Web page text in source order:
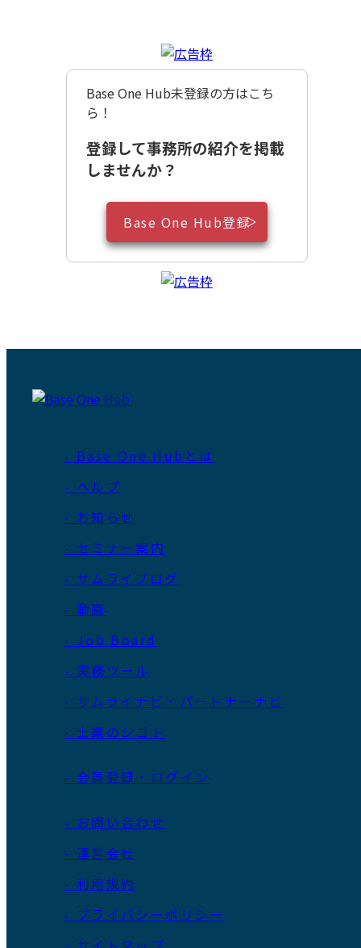
Base One Hub未登録の方はこち
ら！
登録して事務所の紹介を掲載
しませんか？
Base One Hub登録
- Base One Hubとは
- ヘルプ
- お知らせ
- セミナー案内
- サムライブログ
- 動画
- Job Board
- 実務ツール
- サムライナビ・パートナーナビ
- 士業のシゴト
- 会員登録・ログイン
- お問い合わせ
- 運営会社
- 利用規約
- プライバシーポリシー